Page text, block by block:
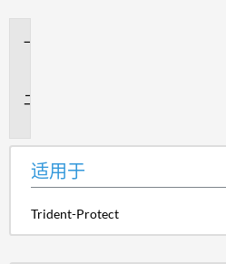
适用于
Trident-Protect